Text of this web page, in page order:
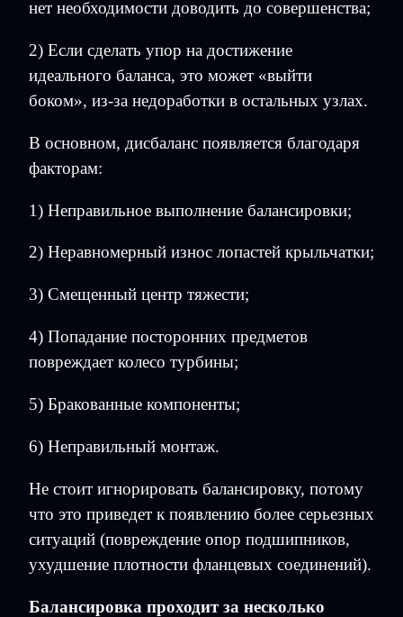
нет необходимости доводить до совершенства;
2) Если сделать упор на достижение
идеального баланса, это может «выйти
боком», из-за недоработки в остальных узлах.
В основном, дисбаланс появляется благодаря
факторам:
1) Неправильное выполнение балансировки;
2) Неравномерный износ лопастей крыльчатки;
3) Смещенный центр тяжести;
4) Попадание посторонних предметов
повреждает колесо турбины;
5) Бракованные компоненты;
6) Неправильный монтаж.
Не стоит игнорировать балансировку, потому
что это приведет к появлению более серьезных
ситуаций (повреждение опор подшипников,
ухудшение плотности фланцевых соединений).
Балансировка проходит за несколько